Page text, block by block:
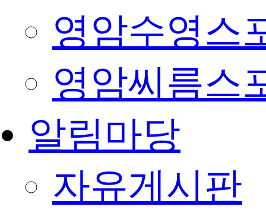
영암수영스
영암씨름스
알림마당
자유게시판